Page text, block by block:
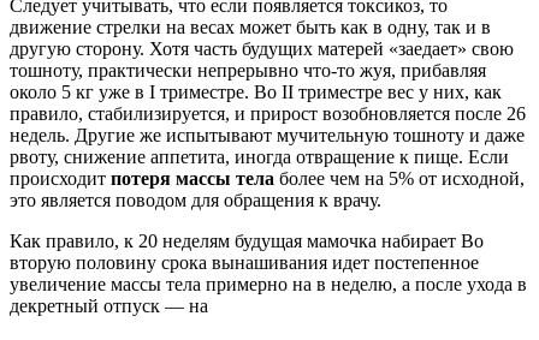
Следует учитывать, что если появляется токсикоз, то
движение стрелки на весах может быть как в одну, так и в
другую сторону. Хотя часть будущих матерей «заедает» свою
тошноту, практически непрерывно что-то жуя, прибавляя
около 5 кг уже в I триместре. Во II триместре вес у них, как
правило, стабилизируется, и прирост возобновляется после 26
недель. Другие же испытывают мучительную тошноту и даже
рвоту, снижение аппетита, иногда отвращение к пище. Если
происходит потеря массы тела более чем на 5% от исходной,
это является поводом для обращения к врачу.
Как правило, к 20 неделям будущая мамочка набирает Во
вторую половину срока вынашивания идет постепенное
увеличение массы тела примерно на в неделю, а после ухода в
декретный отпуск — на